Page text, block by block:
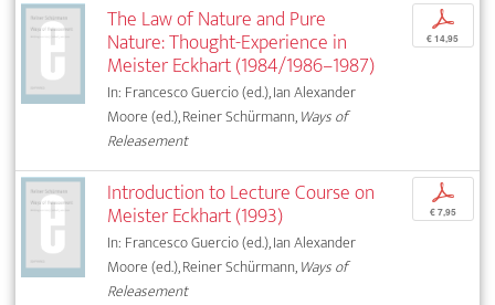
The Law of Nature and Pure
Nature: Thought-Experience in
Meister Eckhart (1984/1986–1987)
In: Francesco Guercio (ed.), Ian Alexander
Moore (ed.), Reiner Schürmann,Ways of
Releasement
p
€ 14,95
Introduction to Lecture Course on
Meister Eckhart (1993)
In: Francesco Guercio (ed.), Ian Alexander
Moore (ed.), Reiner Schürmann,Ways of
Releasement
p
€ 7,95